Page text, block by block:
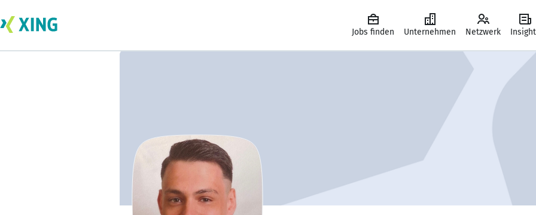
Jobs finden Unternehmen Netzwerk